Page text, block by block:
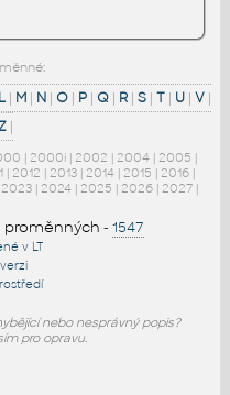
L| M| N| O| P| Q| R| S| T| U| V|
|
| 2000i | 2002 | 2004 | 2005 |
| 2012 | 2013 | 2014 | 2015 | 2016 |
2023 | 2024 | 2025 | 2026 | 2027 |
proměnných - 1547
v LT
nebo nesprávný popis?
pro opravu.